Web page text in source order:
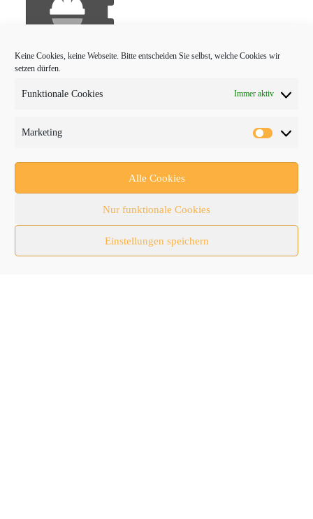
Keine Cookies, keine Webseite. Bitte entscheiden Sie selbst, welche Cookies wir
setzen dürfen.
Funktionale Cookies Immer aktiv
Marketing
Alle Cookies
Nur funktionale Cookies
Einstellungen speichern
Anbaugeräte
bauma